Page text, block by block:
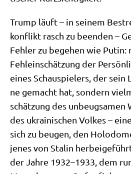
Trump läuft – in sei­nem
kon­flikt rasch zu been­den –
Feh­ler zu bege­hen wie Putin:
Fehl­ein­schät­zung der
eines Schau­spie­lers, der sein
ne gemacht hat, son­dern
schät­zung des
des ukrai­ni­schen Vol­kes –
sich zu beu­gen, den
jenes von Sta­lin
der Jah­re 1932–1933, dem